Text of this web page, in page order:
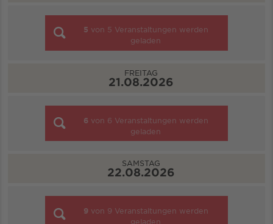
5 von 5 Veranstaltungen werden
geladen
FREITAG
21.08.2026
6 von 6 Veranstaltungen werden
geladen
SAMSTAG
22.08.2026
9 von 9 Veranstaltungen werden
geladen